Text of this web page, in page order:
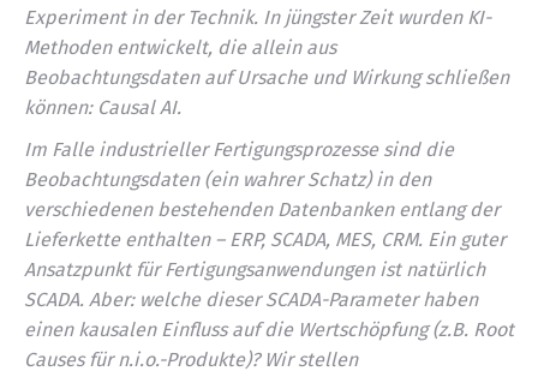
Experiment in der Technik. In jüngster Zeit wurden KI-
Methoden entwickelt, die allein aus
Beobachtungsdaten auf Ursache und Wirkung schließen
können: Causal AI.
Im Falle industrieller Fertigungsprozesse sind die
Beobachtungsdaten (ein wahrer Schatz) in den
verschiedenen bestehenden Datenbanken entlang der
Lieferkette enthalten – ERP, SCADA, MES, CRM. Ein guter
Ansatzpunkt für Fertigungsanwendungen ist natürlich
SCADA. Aber: welche dieser SCADA-Parameter haben
einen kausalen Einfluss auf die Wertschöpfung (z.B. Root
Causes für n.i.o.-Produkte)? Wir stellen